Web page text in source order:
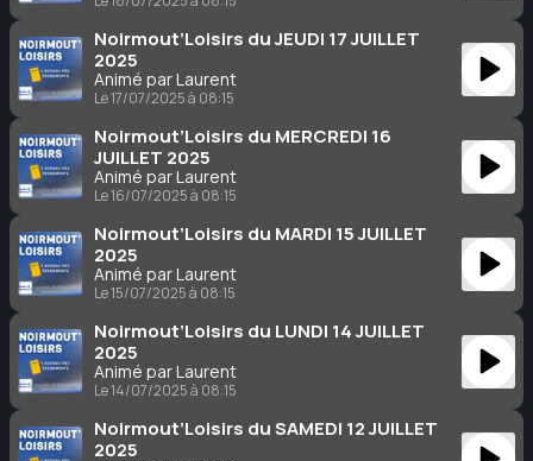
Noirmout’Loisirs du JEUDI 17 JUILLET
2025
Animé par Laurent
Le 17/07/2025 à 08:15
Noirmout’Loisirs du MERCREDI 16
JUILLET 2025
Animé par Laurent
Le 16/07/2025 à 08:15
Noirmout’Loisirs du MARDI 15 JUILLET
2025
Animé par Laurent
Le 15/07/2025 à 08:15
Noirmout’Loisirs du LUNDI 14 JUILLET
2025
Animé par Laurent
Le 14/07/2025 à 08:15
Noirmout’Loisirs du SAMEDI 12 JUILLET
2025